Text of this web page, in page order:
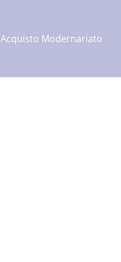
Acquisto Modernariato